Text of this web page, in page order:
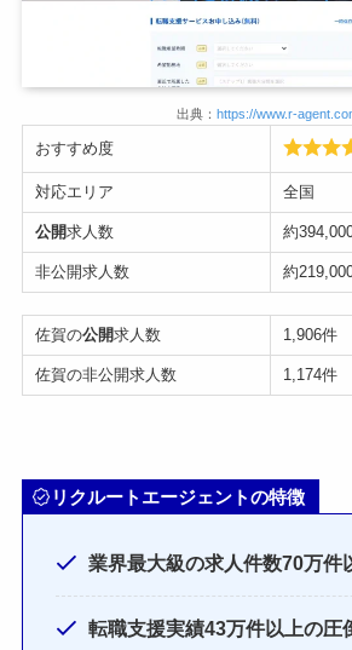
出典：https://www.r-
おすすめ度
対応エリア 全国
公開求人数 約
非公開求人数 約
佐賀の公開求人数 1,906件
佐賀の非公開求人数 1,174件
リクルートエージェントの特徴
業界最大級の求人件数70万件
転職支援実績43万件以上の圧